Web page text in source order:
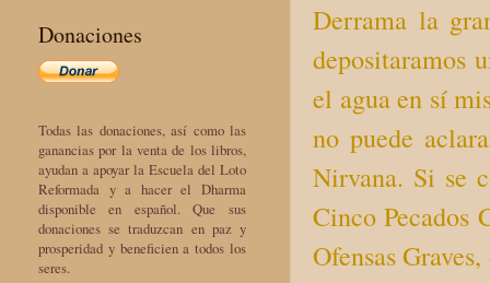
Derrama la
depositaramos
el agua en sí
no puede
Nirvana. Si se
Cinco Pecados
Ofensas
Donaciones
Todas las donaciones, así como las
ganancias por la venta de los libros,
ayudan a apoyar la Escuela del Loto
Reformada y a hacer el Dharma
disponible en español. Que sus
donaciones se traduzcan en paz y
prosperidad y beneficien a todos los
seres.